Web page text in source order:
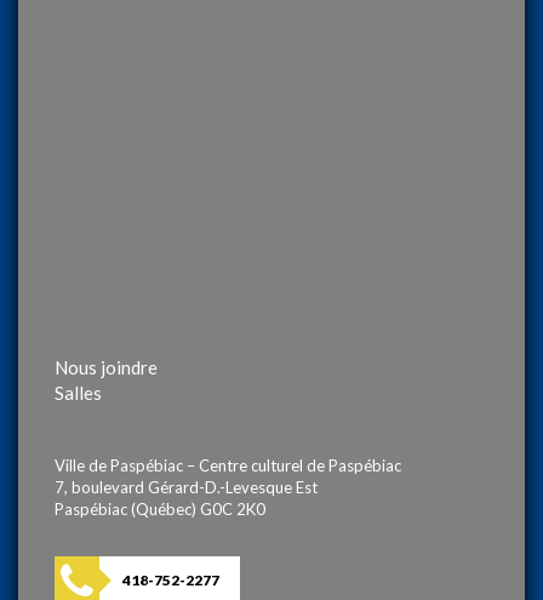
Nous joindre
Salles
Ville de Paspébiac – Centre culturel de Paspébiac
7, boulevard Gérard-D.-Levesque Est
Paspébiac (Québec) G0C 2K0
418-752-2277